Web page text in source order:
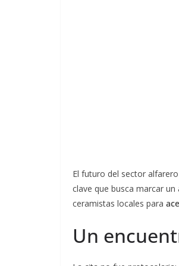
El futuro del sector
clave que busca marcar
ceramistas locales para
Un